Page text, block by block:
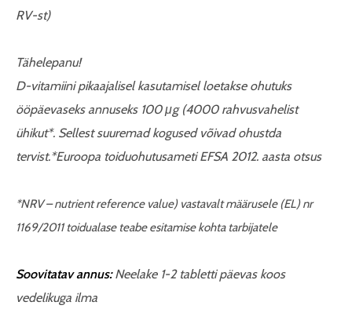
RV-st)
Tähelepanu!
D-vitamiini pikaajalisel kasutamisel loetakse ohutuks
ööpäevaseks annuseks 100 μg (4000 rahvusvahelist
ühikut*. Sellest suuremad kogused võivad ohustda
tervist.*Euroopa toiduohutusameti EFSA 2012. aasta otsus
*NRV – nutrient reference value) vastavalt määrusele (EL) nr
1169/2011 toidualase teabe esitamise kohta tarbijatele
Soovitatav annus:Neelake 1-2 tabletti päevas koos
vedelikuga ilma